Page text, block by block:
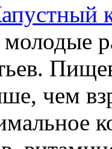
чем